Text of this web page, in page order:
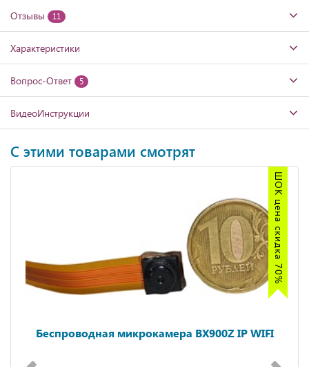
Отзывы 11
Характеристики
Вопрос-Ответ 5
ВидеоИнструкции
С этими товарами смотрят
ШОК цена скидка 70%
Беспроводная микрокамера BX900Z IP WIFI